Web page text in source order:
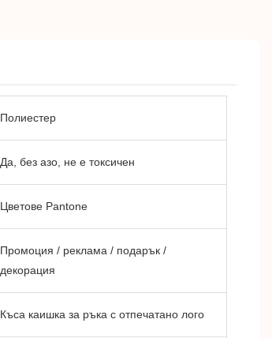
Полиестер
Да, без азо, не е токсичен
Цветове Pantone
Промоция / реклама / подарък /
декорация
Къса каишка за ръка с отпечатано лого